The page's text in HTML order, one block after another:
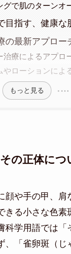
グで肌のターンオ
目指す、健康な
の最新アプロー
治療によるアプロ
やローションによ
もっと見る
の正体につ
顔や手の甲、肩
きる小さな色素
科学用語では「
、「雀卵斑（じ